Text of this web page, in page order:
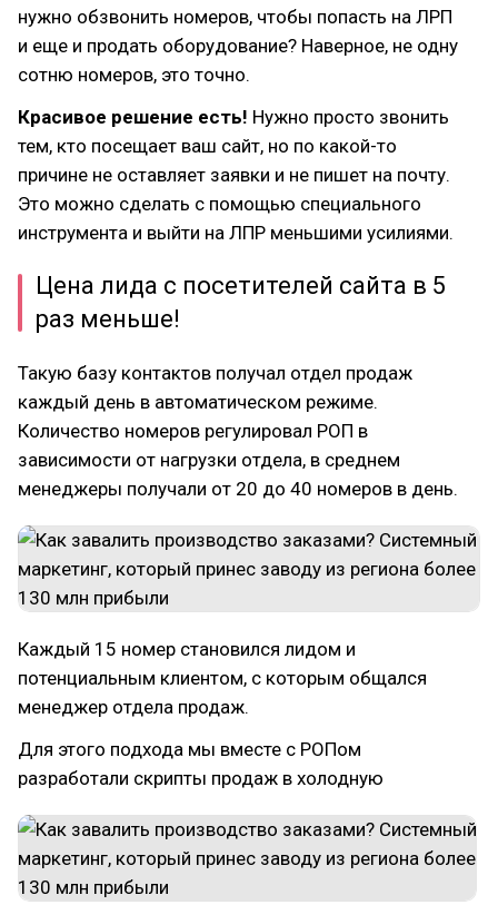
нужно обзвонить номеров, чтобы попасть на ЛРП
и еще и продать оборудование? Наверное, не одну
сотню номеров, это точно.
Красивое решение есть! Нужно просто звонить
тем, кто посещает ваш сайт, но по какой-то
причине не оставляет заявки и не пишет на почту.
Это можно сделать с помощью специального
инструмента и выйти на ЛПР меньшими усилиями.
Цена лида с посетителей сайта в 5
раз меньше!
Такую базу контактов получал отдел продаж
каждый день в автоматическом режиме.
Количество номеров регулировал РОП в
зависимости от нагрузки отдела, в среднем
менеджеры получали от 20 до 40 номеров в день.
Каждый 15 номер становился лидом и
потенциальным клиентом, с которым общался
менеджер отдела продаж.
Для этого подхода мы вместе с РОПом
разработали скрипты продаж в холодную